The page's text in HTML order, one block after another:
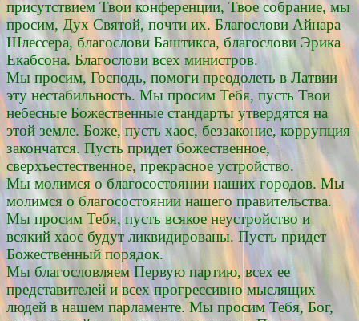
присутствием Твои конференции, Твое собрание, мы
просим, Дух Святой, почти их. Благослови Айнара
Шлессера, благослови Баштикса, благослови Эрика
Екабсона. Благослови всех министров.
Мы просим, Господь, помоги преодолеть в Латвии
эту нестабильность. Мы просим Тебя, пусть Твои
небесные Божественные стандарты утвердятся на
этой земле. Боже, пусть хаос, беззаконие, коррупция
закончатся. Пусть придет божественное,
сверхъестественное, прекрасное устройство.
Мы молимся о благосостоянии наших городов. Мы
молимся о благосостоянии нашего правительства.
Мы просим Тебя, пусть всякое неустройство и
всякий хаос будут ликвидированы. Пусть придет
Божественный порядок.
Мы благословляем Первую партию, всех ее
представителей и всех прогрессивно мыслящих
людей в нашем парламенте. Мы просим Тебя, Бог,